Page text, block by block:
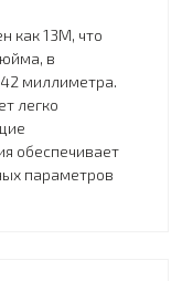
как 13M, что
в
42 миллиметра.
легко
обеспечивает
параметров